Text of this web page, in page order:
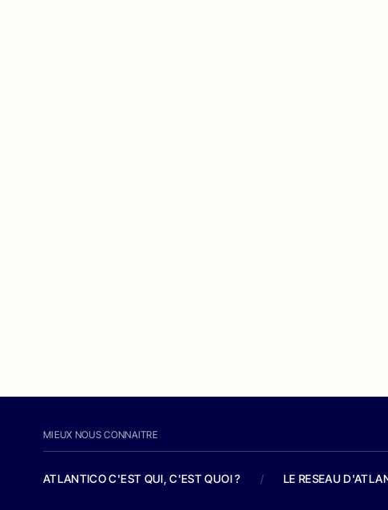
MIEUX NOUS CONNAITRE
ATLANTICO C'EST QUI, C'EST QUOI ? / LE RESEAU